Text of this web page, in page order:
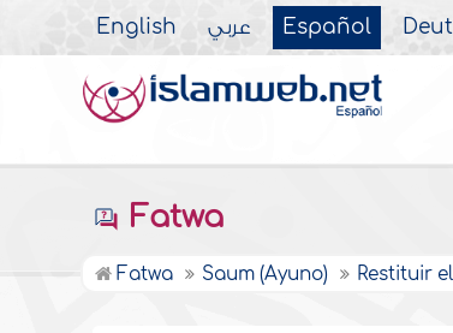
English عربي Español
Fatwa
Fatwa Saum (Ayuno) Restituir